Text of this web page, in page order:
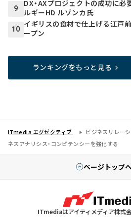
9
DX・AXプロジェクトの成功に
ルギーHD ルゾンカ氏
10
イギリスの食材で仕上げる江戸
ープン
ランキングをもっと見る
ITmedia エグゼクティブ
ビジネスリレー
ネスアナリシス・コンピテンシーを強化する
ページトップ
ITmediaはアイティメディア株式